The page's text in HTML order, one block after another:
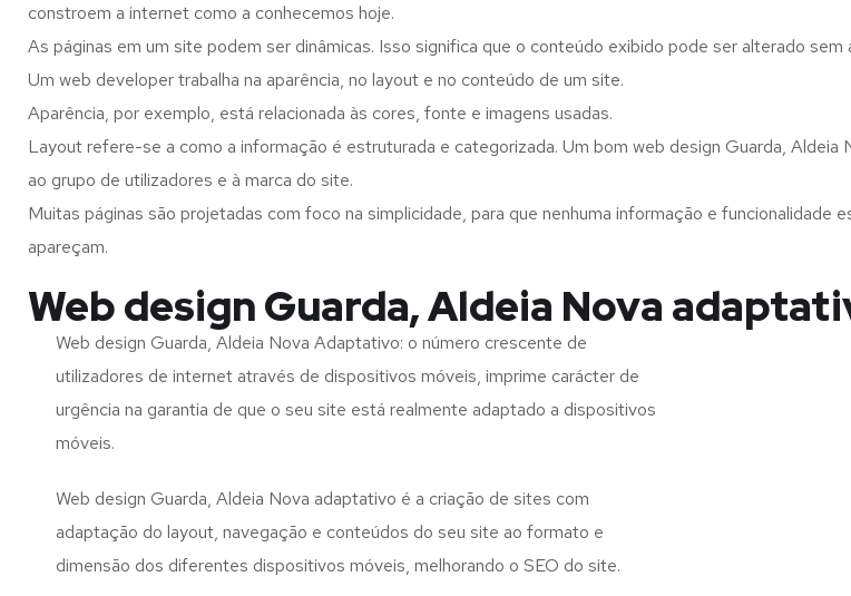
constroem a internet como a conhecemos hoje.
As páginas em um site podem ser dinâmicas. Isso significa que o conteúdo exibido pode ser alterado
Um web developer trabalha na aparência, no layout e no conteúdo de um site.
Aparência, por exemplo, está relacionada às cores, fonte e imagens usadas.
Layout refere-se a como a informação é estruturada e categorizada. Um bom web design Guarda,
ao grupo de utilizadores e à marca do site.
Muitas páginas são projetadas com foco na simplicidade, para que nenhuma informação e funcionalidade
apareçam.
Web design Guarda, Aldeia Nova
Web design Guarda, Aldeia Nova Adaptativo: o número crescente de
utilizadores de internet através de dispositivos móveis, imprime carácter de
urgência na garantia de que o seu site está realmente adaptado a dispositivos
móveis.
Web design Guarda, Aldeia Nova adaptativo é a criação de sites com
adaptação do layout, navegação e conteúdos do seu site ao formato e
dimensão dos diferentes dispositivos móveis, melhorando o SEO do site.